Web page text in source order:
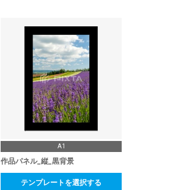
A1
作品パネル_縦_黒背景
テンプレートを選択する